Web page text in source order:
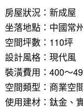
房屋狀況：新成屋
坐落地點：中國常
空間坪數：110坪
設計風格：現代風
裝潢費用：400～
空間類型：商業空
使用建材：鈦金、